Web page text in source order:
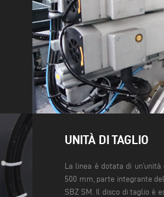
UNITÀ DI TAGLIO
La linea è dotata di
500 mm, parte integrante
SBZ SM. Il disco di taglio è